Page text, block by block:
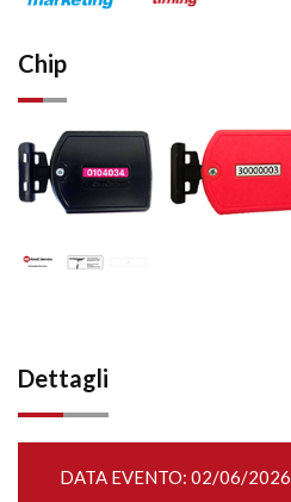
Chip
Dettagli
DATA EVENTO: 02/06/2026